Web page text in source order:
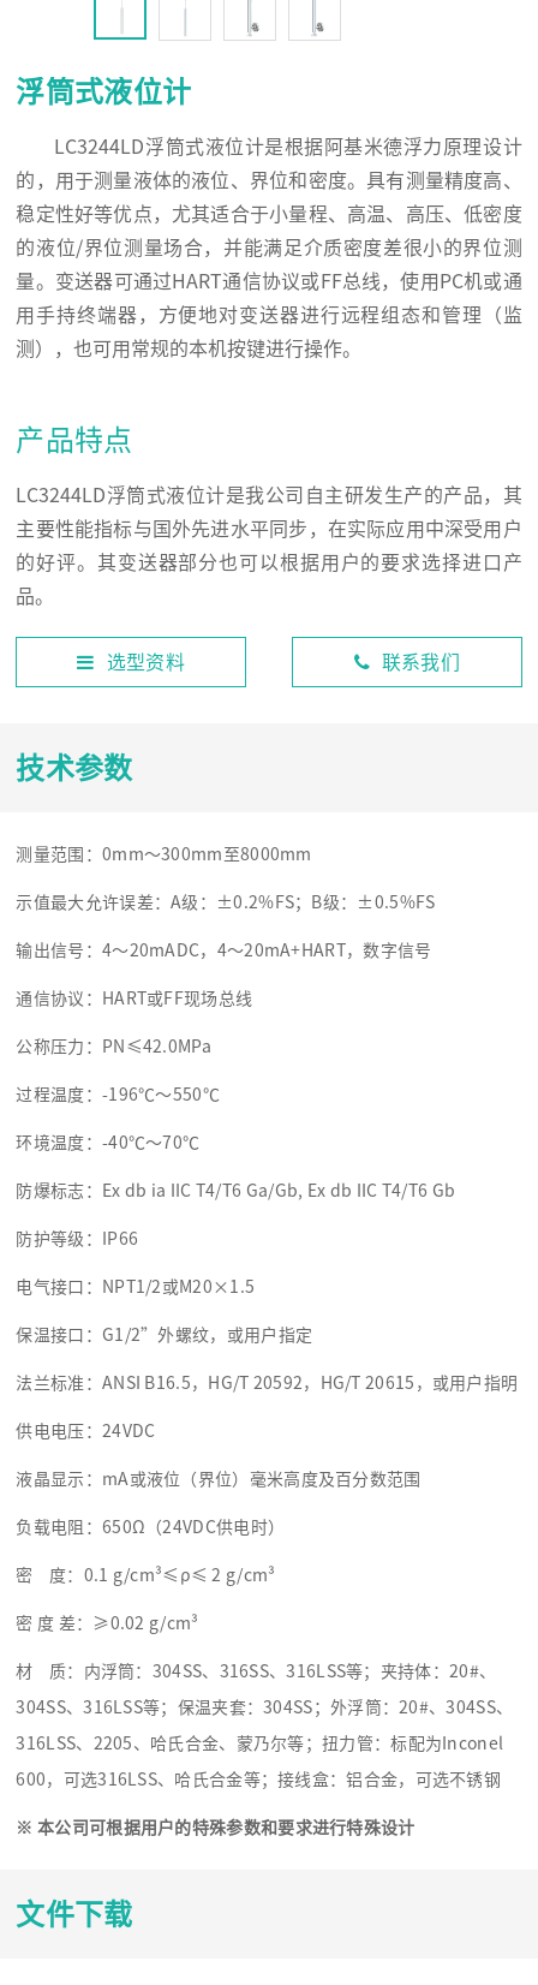
浮筒式液位计
LC3244LD浮筒式液位计是根据阿基米德浮力原理设计
的，用于测量液体的液位、界位和密度。具有测量精度高、
稳定性好等优点，尤其适合于小量程、高温、高压、低密度
的液位/界位测量场合，并能满足介质密度差很小的界位测
量。变送器可通过HART通信协议或FF总线，使用PC机或通
用手持终端器，方便地对变送器进行远程组态和管理（监
测），也可用常规的本机按键进行操作。
产品特点
LC3244LD浮筒式液位计是我公司自主研发生产的产品，其
主要性能指标与国外先进水平同步，在实际应用中深受用户
的好评。其变送器部分也可以根据用户的要求选择进口产
品。
选型资料 联系我们
技术参数
测量范围：0mm～300mm至8000mm
示值最大允许误差：A级：±0.2%FS；B级：±0.5%FS
输出信号：4～20mADC，4～20mA+HART，数字信号
通信协议：HART或FF现场总线
公称压力：PN≤42.0MPa
过程温度：-196℃～550℃
环境温度：-40℃～70℃
防爆标志：Ex db ia IIC T4/T6 Ga/Gb, Ex db IIC T4/T6 Gb
防护等级：IP66
电气接口：NPT1/2或M20×1.5
保温接口：G1/2”外螺纹，或用户指定
法兰标准：ANSI B16.5，HG/T 20592，HG/T 20615，或用户指明
供电电压：24VDC
液晶显示：mA或液位（界位）毫米高度及百分数范围
负载电阻：650Ω（24VDC供电时）
密 度：0.1 g/cm³≤ρ≤ 2 g/cm³
密 度 差：≥0.02 g/cm³
材 质：内浮筒：304SS、316SS、316LSS等；夹持体：20#、
304SS、316LSS等；保温夹套：304SS；外浮筒：20#、304SS、
316LSS、2205、哈氏合金、蒙乃尔等；扭力管：标配为Inconel
600，可选316LSS、哈氏合金等；接线盒：铝合金，可选不锈钢
※本公司可根据用户的特殊参数和要求进行特殊设计
文件下载